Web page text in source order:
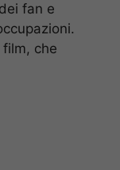
fan e
che